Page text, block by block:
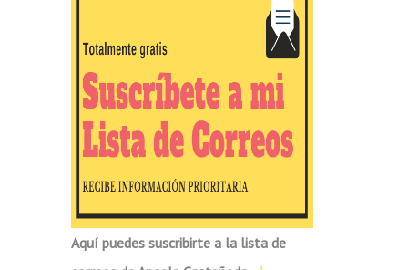
Aquí puedes suscribirte a la lista de